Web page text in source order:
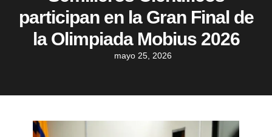
participan en la Gran Final de
la Olimpiada Mobius 2026
mayo 25, 2026